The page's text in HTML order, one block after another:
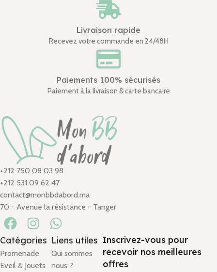
Livraison rapide
Recevez votre commande en 24/48H
Paiements 100% sécurisés
Paiement à la livraison & carte bancaire
+212 750 08 03 98
+212 531 09 62 47
contact@monbbdabord.ma
70 - Avenue la résistance - Tanger
Catégories
Promenade
Eveil & Jouets
Liens utiles
Qui sommes
nous ?
Inscrivez-vous pour
recevoir nos meilleures
offres